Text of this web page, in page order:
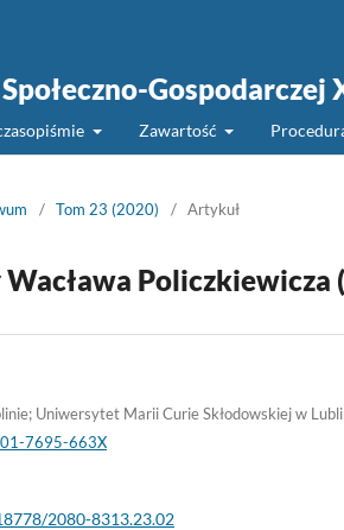
Gospodarczej
Zawartość
/ Tom 23 (2020) / Artykuł
Policzkiewicza
Uniwersytet Marii Curie Skłodowskiej w
7695-663X
2080-8313.23.02